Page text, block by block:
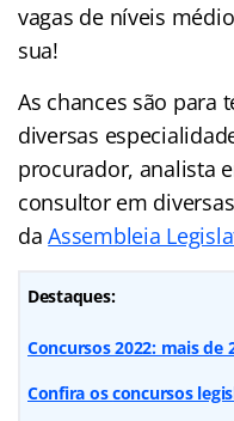
vagas de níveis
sua!
As chances são para
diversas
procurador, analista
consultor em
daAssembleia
Destaques:
Concursos 2022: mais de
Confira osconcursos